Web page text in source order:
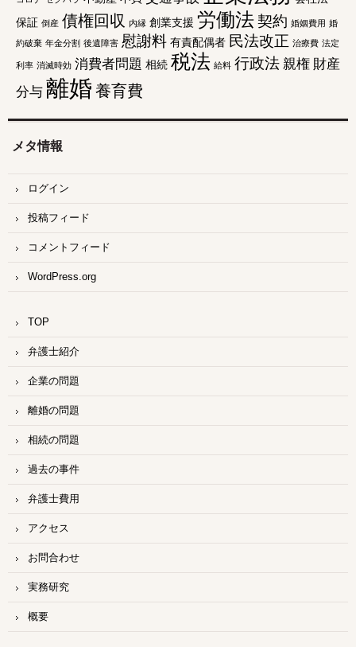
保証 倒産 債権回収 内縁 創業支援 労働法契約 婚姻費用 婚
約破棄 年金分割 後遺障害 慰謝料 有責配偶者 民法改正 治療費 法定
利率 消滅時効 消費者問題 相続 税法 給料 行政法 親権 財産
分与 離婚 養育費
メタ情報
ログイン
投稿フィード
コメントフィード
WordPress.org
TOP
弁護士紹介
企業の問題
離婚の問題
相続の問題
過去の事件
弁護士費用
アクセス
お問合わせ
実務研究
概要